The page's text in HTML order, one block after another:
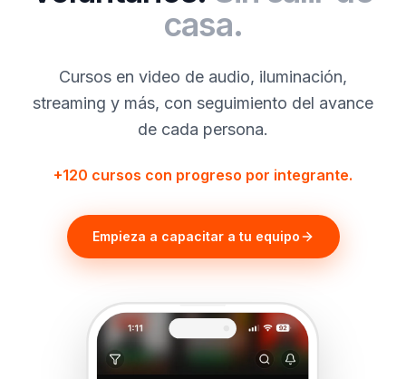
casa.
Cursos en video de audio, iluminación,
streaming y más, con seguimiento del avance
de cada persona.
+120 cursos con progreso por integrante.
Empieza a capacitar a tu equipo